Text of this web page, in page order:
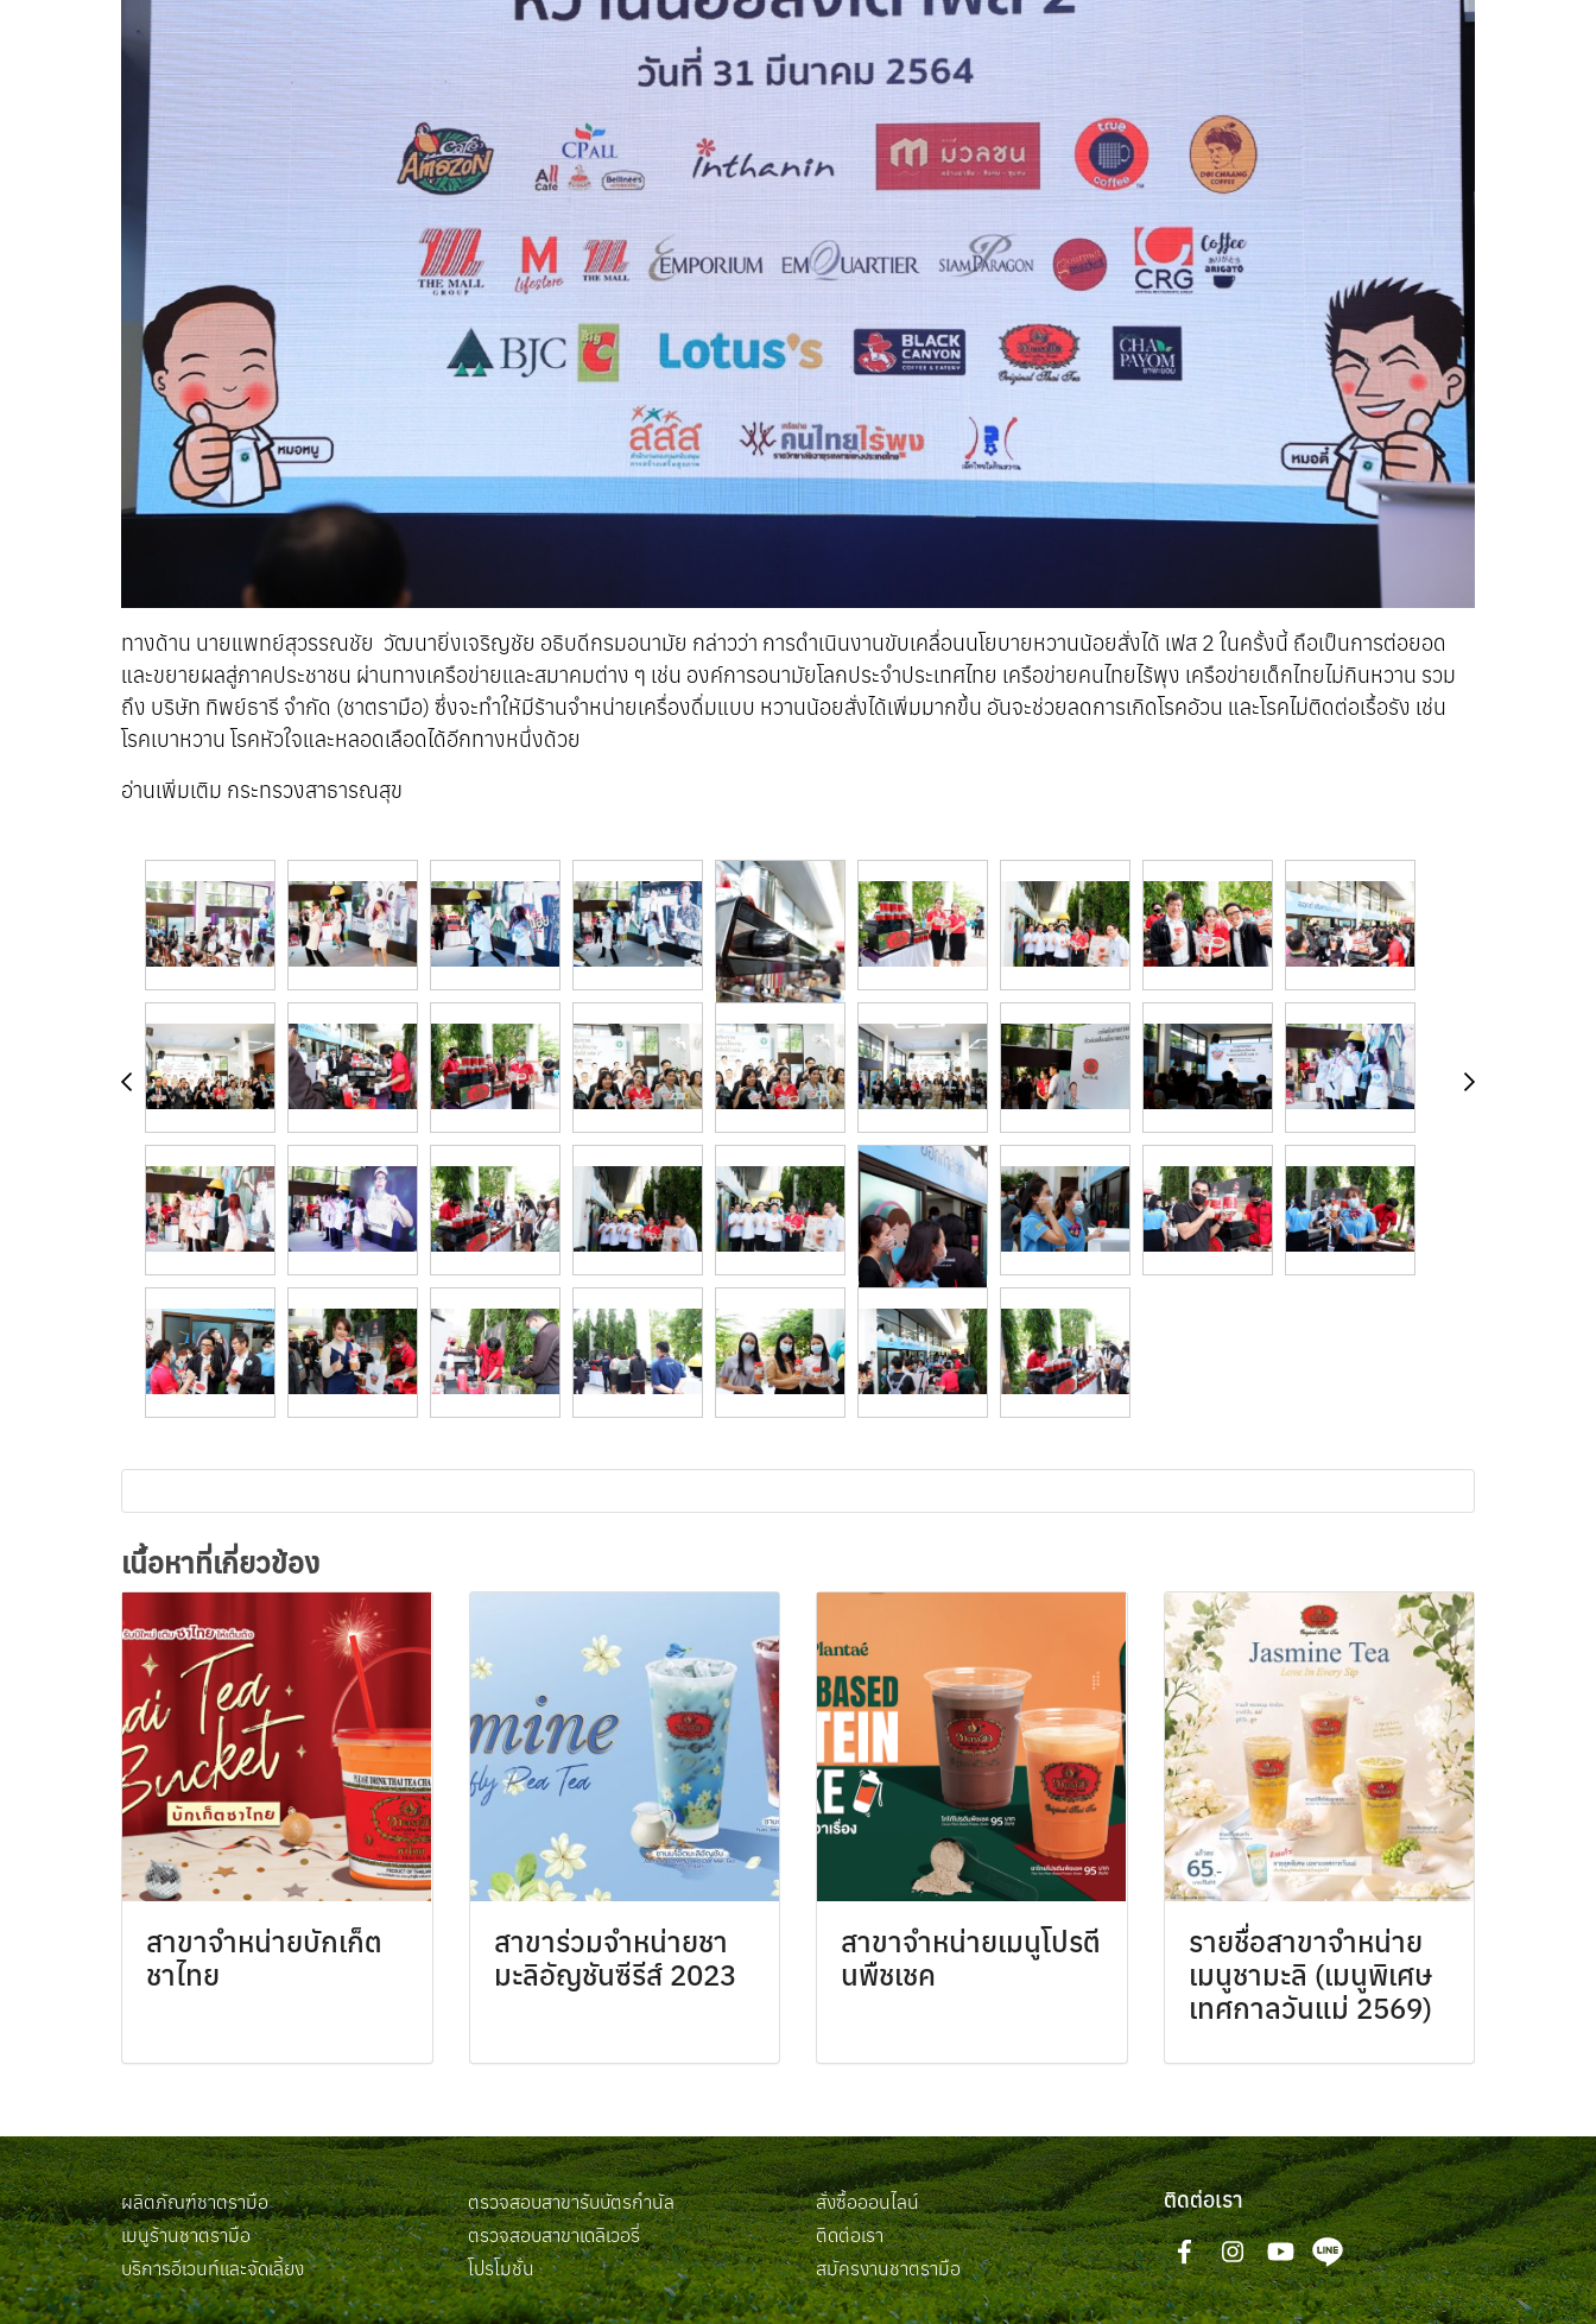
ทางด้าน นายแพทย์สุวรรณชัย วัฒนายิ่งเจริญชัย อธิบดีกรมอนามัย กล่าวว่า การดำเนินงานขับเคลื่อนนโยบายหวานน้อยสั่งได้ เฟส 2 ในครั้งนี้ ถือเป็นการต่อยอด
และขยายผลสู่ภาคประชาชน ผ่านทางเครือข่ายและสมาคมต่าง ๆ เช่น องค์การอนามัยโลกประจำประเทศไทย เครือข่ายคนไทยไร้พุง เครือข่ายเด็กไทยไม่กินหวาน รวม
ถึง บริษัท ทิพย์ธารี จำกัด (ชาตรามือ) ซึ่งจะทำให้มีร้านจำหน่ายเครื่องดื่มแบบ หวานน้อยสั่งได้เพิ่มมากขึ้น อันจะช่วยลดการเกิดโรคอ้วน และโรคไม่ติดต่อเรื้อรัง เช่น
โรคเบาหวาน โรคหัวใจและหลอดเลือดได้อีกทางหนึ่งด้วย
อ่านเพิ่มเติม กระทรวงสาธารณสุข
เนื้อหาที่เกี่ยวข้อง
สาขาจำหน่ายบักเก็ต
ชาไทย
สาขาร่วมจำหน่ายชา
มะลิอัญชันซีรีส์ 2023
สาขาจำหน่ายเมนูโปรตี
นพืชเชค
รายชื่อสาขาจำหน่าย
เมนูชามะลิ (เมนูพิเศษ
เทศกาลวันแม่ 2569)
ผลิตภัณฑ์ชาตรามือ
เมนูร้านชาตรามือ
บริการอีเวนท์และจัดเลี้ยง
ตรวจสอบสาขารับบัตรกำนัล
ตรวจสอบสาขาเดลิเวอรี่
โปรโมชั่น
สั่งซื้อออนไลน์
ติดต่อเรา
สมัครงานชาตรามือ
ติดต่อเรา